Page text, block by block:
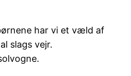
har vi et væld af
slags vejr.